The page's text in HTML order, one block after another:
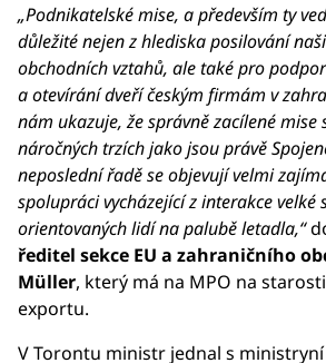
„Podnikatelské mise, a především ty
důležité nejen z hlediska posilování
obchodních vztahů, ale také pro
a otevírání dveří českým firmám v
nám ukazuje, že správně zacílené
náročných trzích jako jsou právě
neposlední řadě se objevují velmi
spolupráci vycházející z interakce velké
orientovaných lidí na palubě letadla,“
ředitel sekce EU a zahraničního
Müller, který má na MPO na
exportu.
V Torontu ministr jednal s